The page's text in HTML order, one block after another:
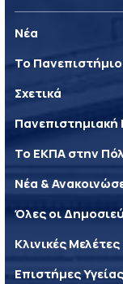
Νέα
Το Πανεπιστήμιο
Σχετικά
Πανεπιστημιακή
Το ΕΚΠΑ στην
Νέα &
Όλες οι
Κλινικές Μελέτες
Επιστήμες Υγείας